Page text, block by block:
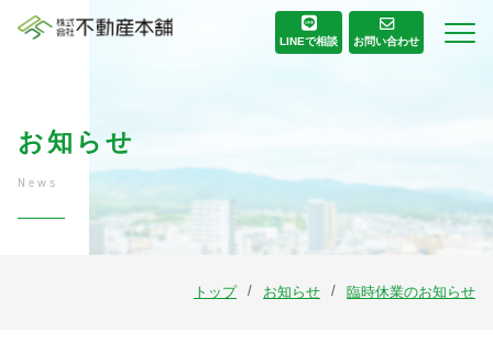
LINEで相談 お問い合わせ
お知らせ
News
トップ お知らせ 臨時休業のお知らせ